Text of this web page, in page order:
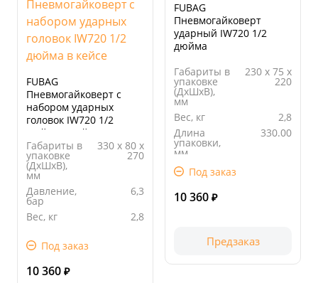
FUBAG
Пневмогайковерт с
набором ударных
головок IW720 1/2
дюйма в кейсе
Габариты в
упаковке
(ДхШхВ),
мм
330 х 80 х
270
Давление,
бар
6,3
Вес, кг
2,8
упаковки,
мм Под заказ
10 360 ₽
FUBAG
Пневмогайковерт
ударный IW720 1/2
дюйма
Габариты в
упаковке
(ДхШхВ),
мм
230 х 75 х
220
Вес, кг
2,8
Длина
упаковки,
мм
330.00
Ширина
упаковки,
Под заказ
10 360 ₽
Предзаказ